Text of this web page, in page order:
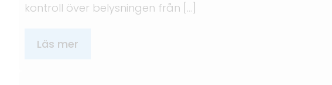
kontroll över belysningen från […]
Läs mer